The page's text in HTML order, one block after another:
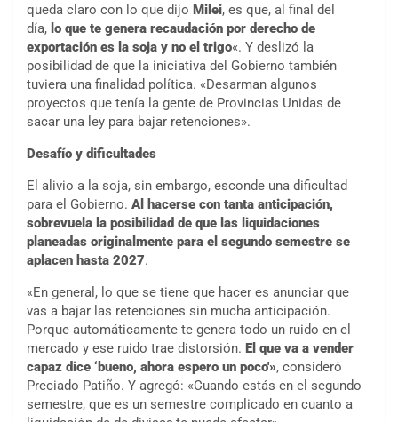
queda claro con lo que dijo Milei, es que, al final del
día, lo que te genera recaudación por derecho de
exportación es la soja y no el trigo«. Y deslizó la
posibilidad de que la iniciativa del Gobierno también
tuviera una finalidad política. «Desarman algunos
proyectos que tenía la gente de Provincias Unidas de
sacar una ley para bajar retenciones».
Desafío y dificultades
El alivio a la soja, sin embargo, esconde una dificultad
para el Gobierno. Al hacerse con tanta anticipación,
sobrevuela la posibilidad de que las liquidaciones
planeadas originalmente para el segundo semestre se
aplacen hasta 2027.
«En general, lo que se tiene que hacer es anunciar que
vas a bajar las retenciones sin mucha anticipación.
Porque automáticamente te genera todo un ruido en el
mercado y ese ruido trae distorsión. El que va a vender
capaz dice ‘bueno, ahora espero un poco'», consideró
Preciado Patiño. Y agregó: «Cuando estás en el segundo
semestre, que es un semestre complicado en cuanto a